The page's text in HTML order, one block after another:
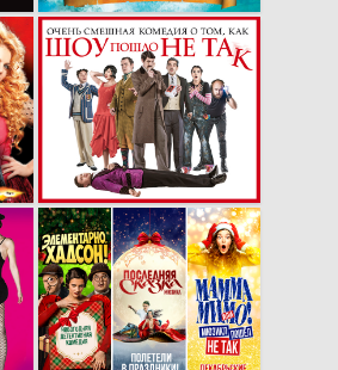
Масштабная
рекламная кампания
спектакля «Очень
смешная комедия о
том, как ШОУ
ПОШЛО НЕ
ТАК».Что было
сделано?
Подробный обзор.
Новогодние
вижуалы мюзиклов
«Последняя сказка»,
«Элементарно,
Хадсон»​​ и «Мамма